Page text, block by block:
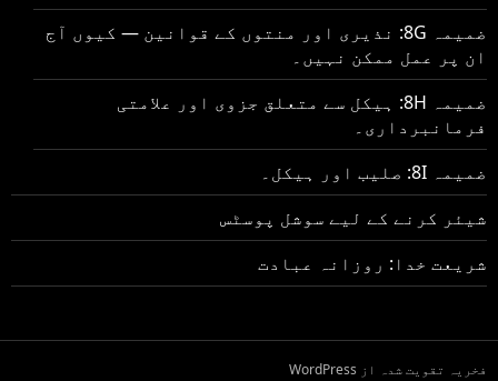
ضمیمہ 8G: نذیری اور منتوں کے قوانین — کیوں آج
ان پر عمل ممکن نہیں۔
ضمیمہ 8H: ہیکل سے متعلق جزوی اور علامتی
فرمانبرداری۔
ضمیمہ 8I: صلیب اور ہیکل۔
شیئر کرنے کے لیے سوشل پوسٹس
شریعت خدا: روزانہ عبادت
فخریہ تقویت شدہ از WordPress